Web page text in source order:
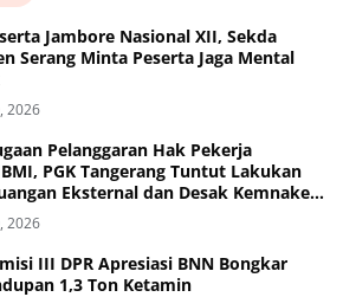
Jambore Nasional XII, Sekda
Serang Minta Peserta Jaga Mental
2026
Pelanggaran Hak Pekerja
PGK Tangerang Tuntut Lakukan
Eksternal dan Desak Kemnaker
Turun Tangan!
2026
III DPR Apresiasi BNN Bongkar
1,3 Ton Ketamin